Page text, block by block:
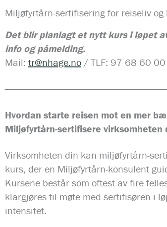
Miljøfyrtårn-sertifisering for reiseliv
Det blir planlagt et nytt kurs i løpet
info og påmelding.
Mail: tr@nhage.no / TLF: 97 68 60 00
Hvordan starte reisen mot en mer
Miljøfyrtårn-sertifisere virksomheten
Virksomheten din kan miljøfyrtårn-
kurs, der en Miljøfyrtårn-konsulent
Kursene består som oftest av fire
klargjøres til møte med sertifisøren i
intensitet.